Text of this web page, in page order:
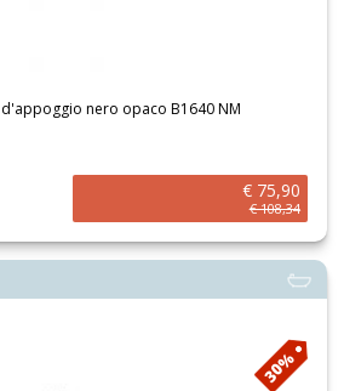
nero opaco B1640 NM
€ 75,90
€ 108,34
30%